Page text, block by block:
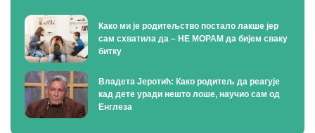
Како ми је родитељство постало лакше јер
сам схватила да – НЕ МОРАМ да бијем сваку
битку
Владета Јеротић: Како родитељ да реагује
кад дете уради нешто лоше, научио сам од
Енглеза